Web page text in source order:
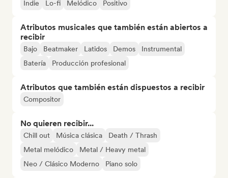
Indie Lo-fi Melódico Positivo
Atributos musicales que también están abiertos a
recibir
Bajo Beatmaker Latidos Demos
Instrumental
Batería
Producción profesional
Atributos que también están dispuestos a recibir
Compositor
No quieren recibir...
Chill out Música clásica
Death / Thrash
Metal melódico
Metal / Heavy metal
Neo / Clásico Moderno
Piano solo